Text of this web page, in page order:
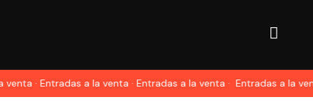
· Entradas a la venta · Entradas a la venta · Entradas a la